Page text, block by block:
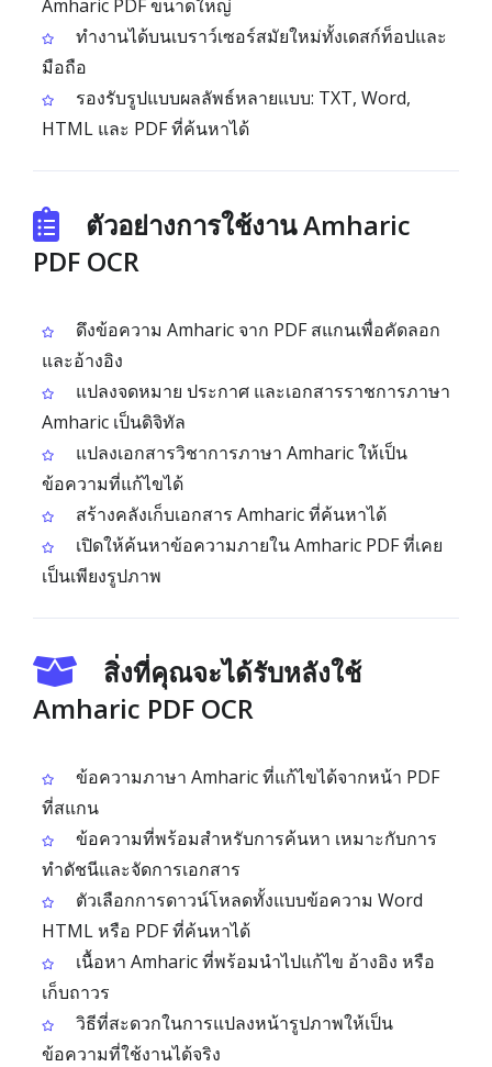
Amharic PDF ขนาดใหญ่
ทำงานได้บนเบราว์เซอร์สมัยใหม่ทั้งเดสก์ท็อปและ
มือถือ
รองรับรูปแบบผลลัพธ์หลายแบบ: TXT, Word,
HTML และ PDF ที่ค้นหาได้
ตัวอย่างการใช้งาน Amharic
PDF OCR
ดึงข้อความ Amharic จาก PDF สแกนเพื่อคัดลอก
และอ้างอิง
แปลงจดหมาย ประกาศ และเอกสารราชการภาษา
Amharic เป็นดิจิทัล
แปลงเอกสารวิชาการภาษา Amharic ให้เป็น
ข้อความที่แก้ไขได้
สร้างคลังเก็บเอกสาร Amharic ที่ค้นหาได้
เปิดให้ค้นหาข้อความภายใน Amharic PDF ที่เคย
เป็นเพียงรูปภาพ
สิ่งที่คุณจะได้รับหลังใช้
Amharic PDF OCR
ข้อความภาษา Amharic ที่แก้ไขได้จากหน้า PDF
ที่สแกน
ข้อความที่พร้อมสำหรับการค้นหา เหมาะกับการ
ทำดัชนีและจัดการเอกสาร
ตัวเลือกการดาวน์โหลดทั้งแบบข้อความ Word
HTML หรือ PDF ที่ค้นหาได้
เนื้อหา Amharic ที่พร้อมนำไปแก้ไข อ้างอิง หรือ
เก็บถาวร
วิธีที่สะดวกในการแปลงหน้ารูปภาพให้เป็น
ข้อความที่ใช้งานได้จริง